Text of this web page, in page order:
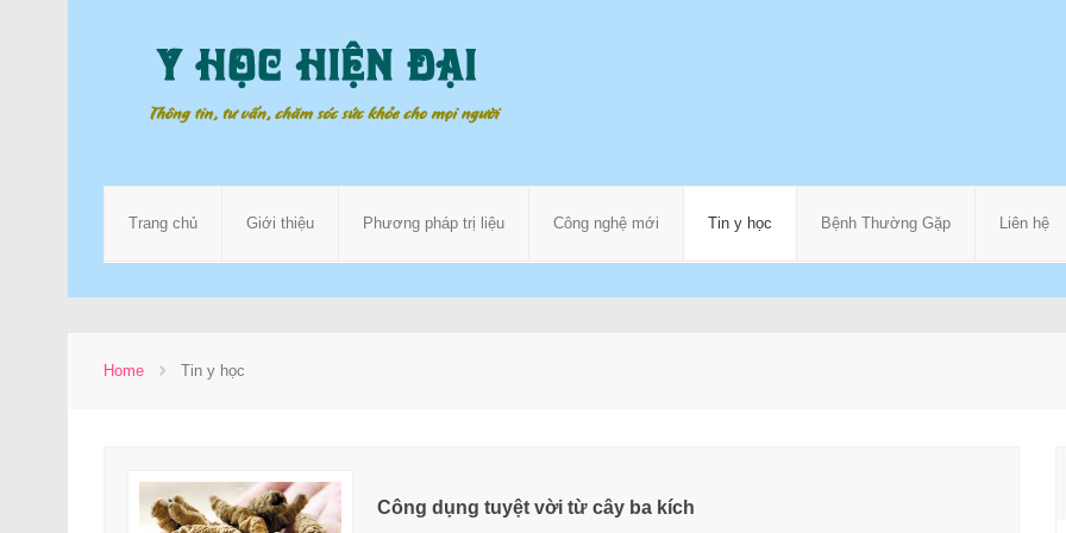
Trang chủ Giới thiệu Phương pháp trị liệu Công nghệ mới Tin y học Bệnh Thường Gặp Liên hệ
Home Tin y học
Công dụng tuyệt vời từ cây ba kích